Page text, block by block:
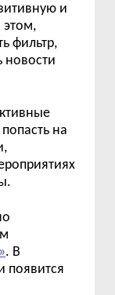
и
фильтр,
новости
на
. В
появится